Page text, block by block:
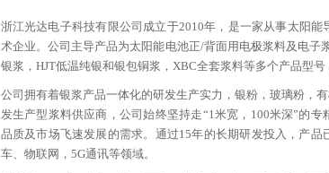
浙江光达电子科技有限公司成立于2010年，是一家从事太阳
术企业。公司主导产品为太阳能电池正/背面用电极浆料及电子
银浆，HJT低温纯银和银包铜浆，XBC全套浆料等多个产品型号
公司拥有着银浆产品一体化的研发生产实力，银粉，玻璃粉，
发生产型浆料供应商，公司始终坚持走“1米宽，100米深”的
品质及市场飞速发展的需求。通过15年的长期研发投入，产
车、物联网，5G通讯等领域。